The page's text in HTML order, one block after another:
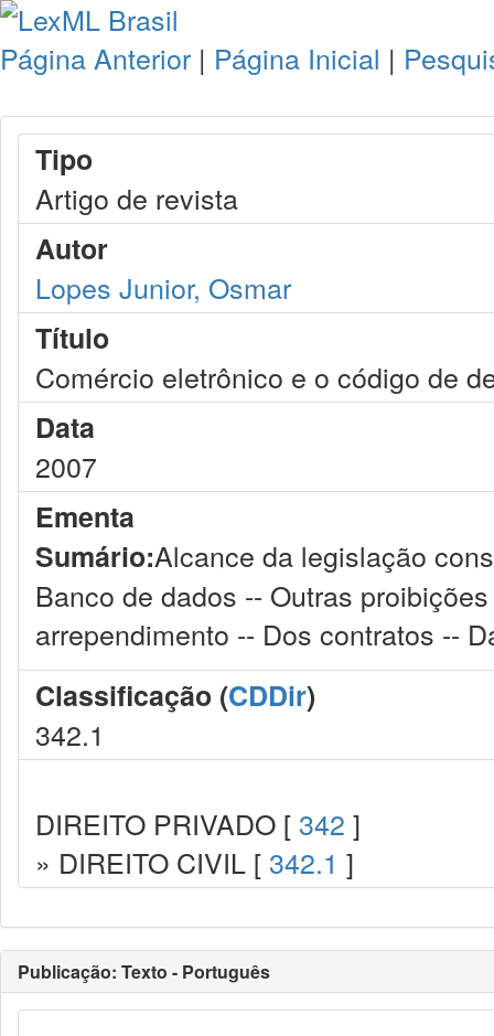
Página Anterior | Página Inicial |
Tipo
Artigo de revista
Autor
Lopes Junior, Osmar
Título
Comércio eletrônico e o código de
Data
2007
Ementa
Sumário:Alcance da legislação
Banco de dados -- Outras
arrependimento -- Dos contratos --
Classificação (CDDir)
342.1
DIREITO PRIVADO [ 342 ]
» DIREITO CIVIL [ 342.1 ]
Publicação: Texto - Português